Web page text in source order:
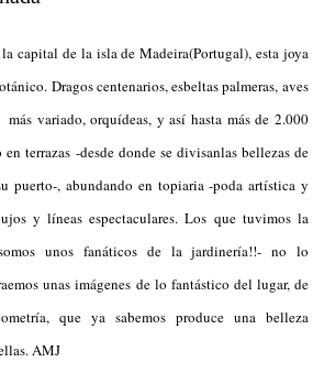
capital de la isla de Madeira(Portugal), esta joya
Dragos centenarios, esbeltas palmeras, aves
más variado, orquídeas, y así hasta más de 2.000
terrazas -desde donde se divisanlas bellezas de
puerto-, abundando en topiaria -poda artística y
y líneas espectaculares. Los que tuvimos la
unos fanáticos de la jardinería!!- no lo
unas imágenes de lo fantástico del lugar, de
que ya sabemos produce una belleza
AMJ